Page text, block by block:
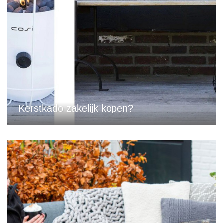
Kerstkado zakelijk kopen?